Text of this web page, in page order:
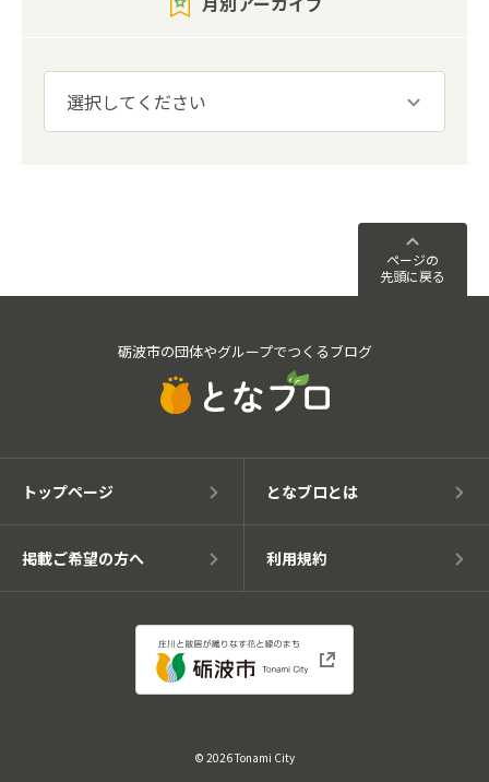
ページの
先頭に戻る
砺波市の団体やグループでつくるブログ
トップページ となブロとは
掲載ご希望の方へ 利用規約
© 2026 Tonami City